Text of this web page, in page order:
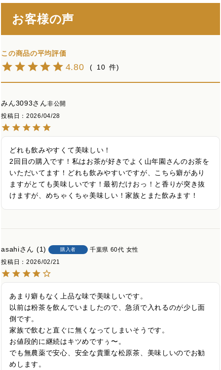
お客様の声
4.80 10
みん3093
非公開
投稿日
2026/04/28
どれも飲みやすくて美味しい！
2回目の購入です！私はお茶が好きでよく山年園さんのお茶を
いただいてます！どれも飲みやすいですが、こちら癖があり
ますがとても美味しいです！最初だけおっ！と香りが突き抜
けますが、めちゃくちゃ美味しい！家族とまた飲みます！
asahi 1 購入者 千葉県 60代 女性
投稿日
2026/02/21
あまり癖もなく上品な味で美味しいです。
以前は粉茶を飲んでいましたので、急須で入れるのが少し面
倒です。
家族で飲むと直ぐに無くなってしまいそうです。
お値段的に継続はキツめですぅ〜。
でも無農薬で安心、安全な貴重な松原茶、美味しいのでお勧
めします。